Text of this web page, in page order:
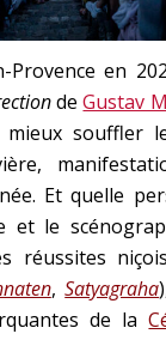
Provence en
deGustav
mieux souffler
Et quelle
et le
réussites
,Satyagraha
de la